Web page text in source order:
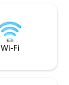
os hóspedes
tropical fica a
distância. Para notar que a chuva e o sol
vêm e vão - pode
Wi-Fi